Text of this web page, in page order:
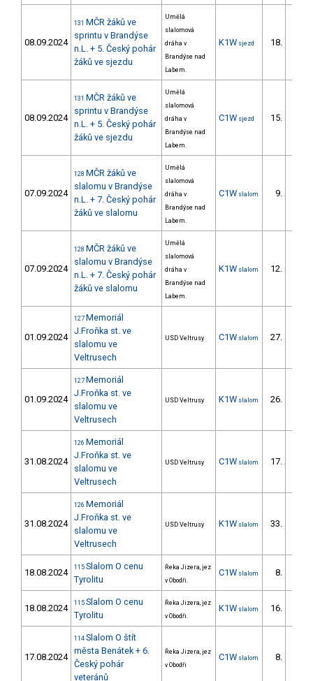
08.09.2024
131 MČR žáků ve
sprintu v Brandýse
n.L. + 5. Český pohár
žáků ve sjezdu
Umělá
slalomová
dráha v
Brandýse nad
Labem.
K1W sjezd 18.
08.09.2024
131 MČR žáků ve
sprintu v Brandýse
n.L. + 5. Český pohár
žáků ve sjezdu
Umělá
slalomová
dráha v
Brandýse nad
Labem.
C1W sjezd 15.
07.09.2024
128 MČR žáků ve
slalomu v Brandýse
n.L. + 7. Český pohár
žáků ve slalomu
Umělá
slalomová
dráha v
Brandýse nad
Labem.
C1W slalom 9.
07.09.2024
128 MČR žáků ve
slalomu v Brandýse
n.L. + 7. Český pohár
žáků ve slalomu
Umělá
slalomová
dráha v
Brandýse nad
Labem.
K1W slalom 12.
01.09.2024
127 Memoriál
J.Froňka st. ve
slalomu ve
Veltrusech
USD Veltrusy C1W slalom 27.
01.09.2024
127 Memoriál
J.Froňka st. ve
slalomu ve
Veltrusech
USD Veltrusy K1W slalom 26.
31.08.2024
126 Memoriál
J.Froňka st. ve
slalomu ve
Veltrusech
USD Veltrusy C1W slalom 17.
31.08.2024
126 Memoriál
J.Froňka st. ve
slalomu ve
Veltrusech
USD Veltrusy K1W slalom 33.
18.08.2024 115 Slalom O cenu
Tyrolitu
Řeka Jizera, jez
v Obodři.
C1W slalom 8.
18.08.2024 115 Slalom O cenu
Tyrolitu
Řeka Jizera, jez
v Obodři.
K1W slalom 16.
17.08.2024
114 Slalom O štít
města Benátek + 6.
Český pohár
veteránů
Řeka Jizera, jez
v Obodři
C1W slalom 8.